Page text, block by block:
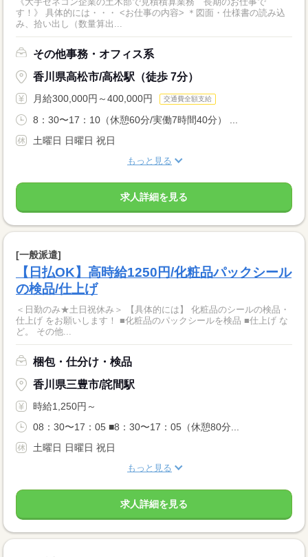
す！》 具体的には・・・ <お仕事の内容> ＊図面・仕様書の読み込
み、拾い出し（数量算出...
その他事務・オフィス系
香川県高松市/高松駅（徒歩 7分）
月給300,000円～400,000円 交通費全額支給
8：30〜17：10（休憩60分/実働7時間40分） ...
土曜日 日曜日 祝日
もっと見る
求人詳細を見る
[一般派遣]
【日払OK】高時給1250円/化粧品パックシール
の検品/仕上げ
＜日勤のみ★土日祝休み＞ 【具体的には】 化粧品のシールの検品・
仕上げ をお願いします！ ■化粧品のパックシールを検品 ■仕上げ な
ど。 その他...
梱包・仕分け・検品
香川県三豊市/詫間駅
時給1,250円～
08：30〜17：05 ■8：30〜17：05（休憩80分...
土曜日 日曜日 祝日
もっと見る
求人詳細を見る